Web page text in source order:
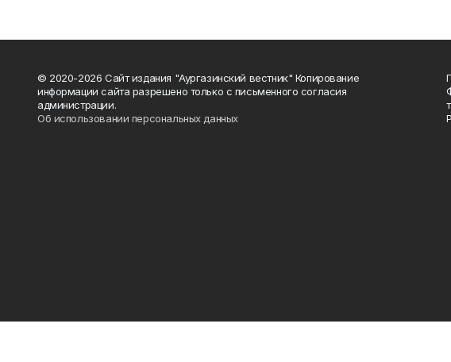
© 2020-2026 Сайт издания "Аургазинский вестник" Копирование
информации сайта разрешено только с письменного согласия
администрации.
Об использовании персональных данных